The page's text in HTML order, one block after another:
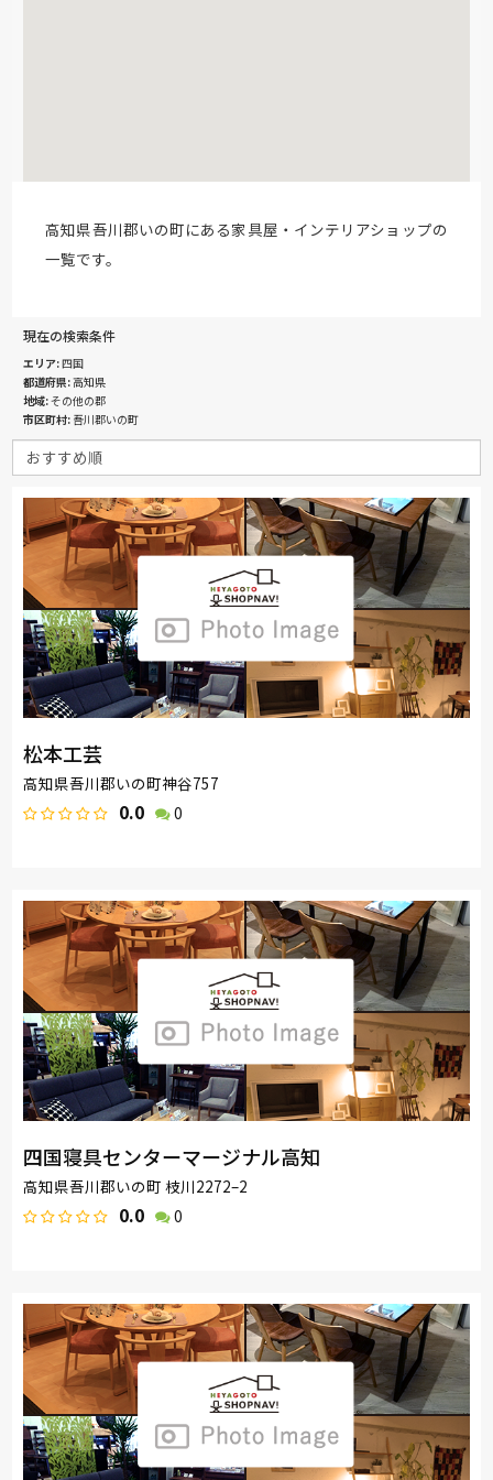
高知県吾川郡いの町にある家具屋・インテリアショップの
一覧です。
現在の検索条件
エリア 四国
都道府県 高知県
地域 その他の郡
市区町村 吾川郡いの町
松本工芸
高知県吾川郡いの町神谷757
0.0 0
四国寝具センターマージナル高知
高知県吾川郡いの町 枝川2272–2
0.0 0